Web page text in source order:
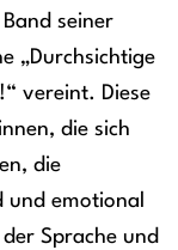
seiner
„Durchsichtige
vereint. Diese
die sich
die
und emotional
Sprache und